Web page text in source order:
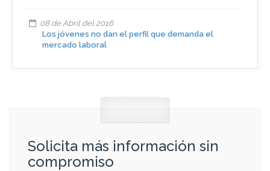
08 de Abril del 2016
Los jóvenes no dan el perfil que demanda el
mercado laboral
Solicita más información sin
compromiso